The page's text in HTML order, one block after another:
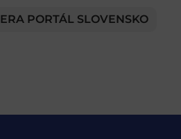
ERA PORTÁL SLOVENSKO